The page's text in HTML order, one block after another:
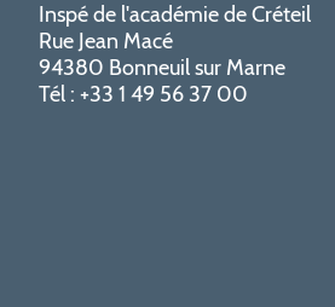
Inspé de l'académie de Créteil
Rue Jean Macé
94380 Bonneuil sur Marne
Tél : +33 1 49 56 37 00